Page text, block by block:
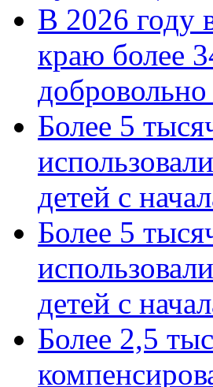
В 2026 году
краю более
Более 5
детей с
Более 5
детей с
Более 2,5